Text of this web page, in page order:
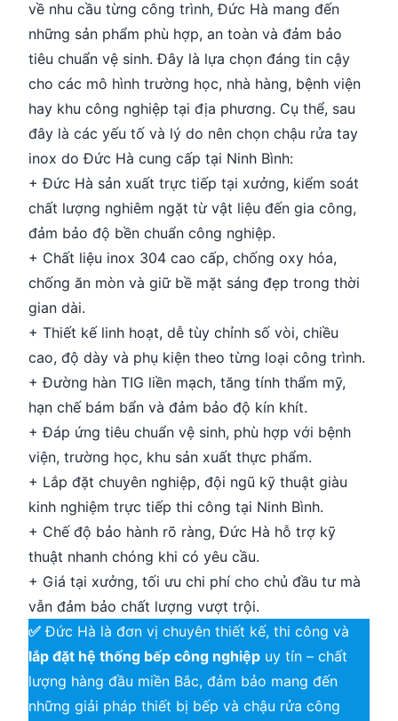
về nhu cầu từng công trình, Đức Hà mang đến
những sản phẩm phù hợp, an toàn và đảm bảo
tiêu chuẩn vệ sinh. Đây là lựa chọn đáng tin cậy
cho các mô hình trường học, nhà hàng, bệnh viện
hay khu công nghiệp tại địa phương. Cụ thể, sau
đây là các yếu tố và lý do nên chọn chậu rửa tay
inox do Đức Hà cung cấp tại Ninh Bình:
+ Đức Hà sản xuất trực tiếp tại xưởng, kiểm soát
chất lượng nghiêm ngặt từ vật liệu đến gia công,
đảm bảo độ bền chuẩn công nghiệp.
+ Chất liệu inox 304 cao cấp, chống oxy hóa,
chống ăn mòn và giữ bề mặt sáng đẹp trong thời
gian dài.
+ Thiết kế linh hoạt, dễ tùy chỉnh số vòi, chiều
cao, độ dày và phụ kiện theo từng loại công trình.
+ Đường hàn TIG liền mạch, tăng tính thẩm mỹ,
hạn chế bám bẩn và đảm bảo độ kín khít.
+ Đáp ứng tiêu chuẩn vệ sinh, phù hợp với bệnh
viện, trường học, khu sản xuất thực phẩm.
+ Lắp đặt chuyên nghiệp, đội ngũ kỹ thuật giàu
kinh nghiệm trực tiếp thi công tại Ninh Bình.
+ Chế độ bảo hành rõ ràng, Đức Hà hỗ trợ kỹ
thuật nhanh chóng khi có yêu cầu.
+ Giá tại xưởng, tối ưu chi phí cho chủ đầu tư mà
vẫn đảm bảo chất lượng vượt trội.
✅ Đức Hà là đơn vị chuyên thiết kế, thi công và
lắp đặt hệ thống bếp công nghiệp uy tín – chất
lượng hàng đầu miền Bắc, đảm bảo mang đến
những giải pháp thiết bị bếp và chậu rửa công